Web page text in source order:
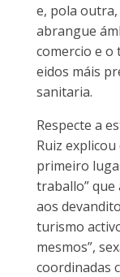
e, pola
abrangue
comercio e o
eidos máis
sanitaria.
Respecte a
Ruiz
primeiro
traballo”
aos
turismo
mesmos”,
coordinadas